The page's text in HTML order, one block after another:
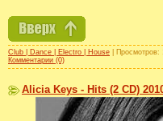
Club | Dance | Electro | House |
Комментарии (0)
Alicia Keys - Hits (2 CD)